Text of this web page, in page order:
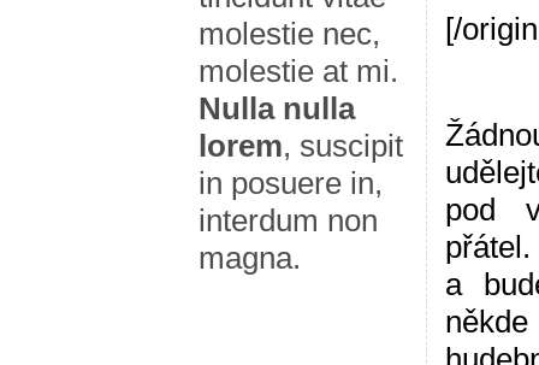
molestie nec,
molestie at mi.
Nulla nulla
lorem, suscipit
in posuere in,
interdum non
magna.
[/
pod
a